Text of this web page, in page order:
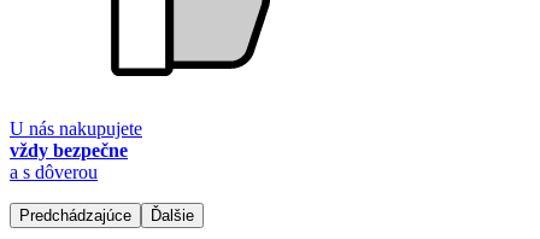
U nás nakupujete
vždy bezpečne
a s dôverou
Predchádzajúce Ďalšie